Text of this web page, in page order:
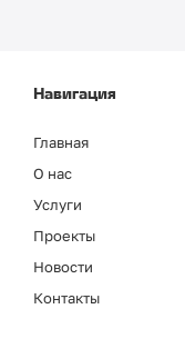
Навигация
Главная
О нас
Услуги
Проекты
Новости
Контакты